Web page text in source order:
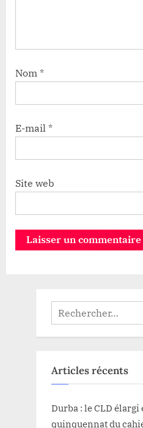
Nom *
E-mail *
Site web
Rechercher :
Articles récents
Durba : le CLD
quinquennat du